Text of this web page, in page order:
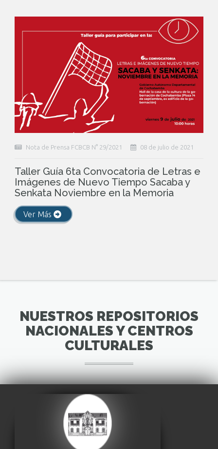
Nota de Prensa FCBCB N° 29/2021 08 de julio de 2021
Taller Guía 6ta Convocatoria de Letras e
Imágenes de Nuevo Tiempo Sacaba y
Senkata Noviembre en la Memoria
Ver Más
NUESTROS REPOSITORIOS
NACIONALES Y CENTROS
CULTURALES